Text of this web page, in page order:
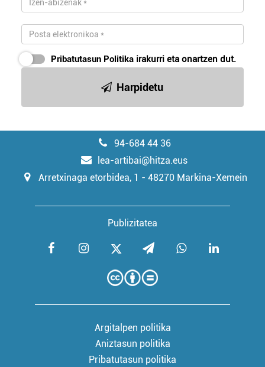
Pribatutasun Politika irakurri eta onartzen dut.
Harpidetu
94-684 44 36
lea-artibai@hitza.eus
Arretxinaga etorbidea, 1 - 48270 Markina-Xemein
Publizitatea
Argitalpen politika
Aniztasun politika
Pribatutasun politika